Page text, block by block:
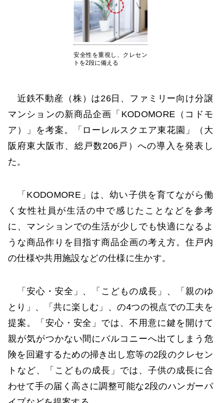
安全性を重視し、クレセン
トを2段に備える
近鉄不動産（株）は26日、ファミリー向け分譲
マンションの新商品企画「KODOMORE（コドモ
ア）」を考案。「ローレルスクエア東花園」（大
阪府東大阪市、総戸数206戸）への導入を発表し
た。
「KODOMORE」は、幼い子供を育てながら働
く女性社員が生活の中で感じたことなどを参考
に、マンションでの生活が少しでも快適になるよ
うな商品作りを目指す商品企画の考え方。住戸内
の仕様や共用施設などの仕様に生かす。
「安心・安全」、「こどもの成長」、「親のゆ
とり」、「共に楽しむ」、の4つの視点での工夫を
提案。「安心・安全」では、不用意に鍵を開けて
親が気がつかない間にバルコニーへ出てしまう危
険を回避するための掃き出し窓等の2段のクレセン
トなど、「こどもの成長」では、子供の成長に合
わせて手の届く高さに調整可能な2段のハンガーパ